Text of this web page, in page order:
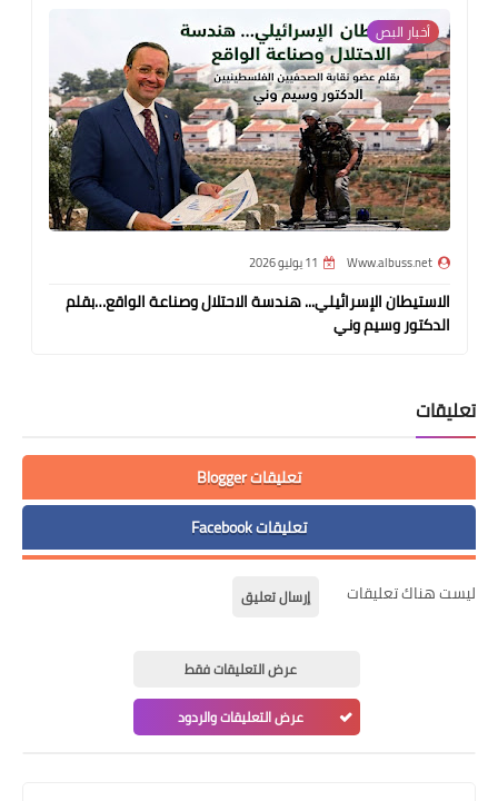
أخبار البص
Www.albuss.net 11 يوليو 2026
الاستيطان الإسرائيلي... هندسة الاحتلال وصناعة الواقع…بقلم
الدكتور وسيم وني
تعليقات
تعليقات Blogger
تعليقات Facebook
ليست هناك تعليقات إرسال تعليق
عرض التعليقات فقط
عرض التعليقات والردود